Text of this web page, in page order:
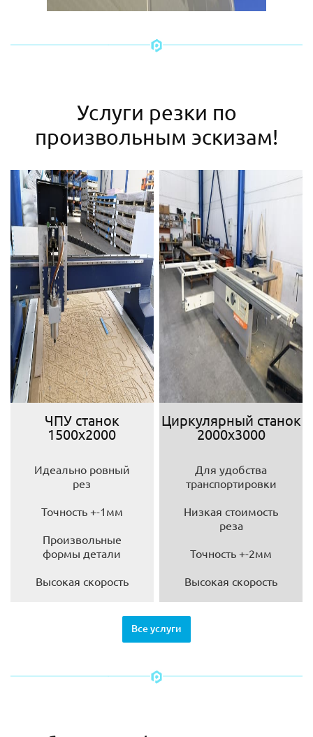
Услуги резки по
произвольным эскизам!
ЧПУ станок
1500х2000
Идеально ровный
рез
Точность +-1мм
Произвольные
формы детали
Высокая скорость
Циркулярный станок
2000х3000
Для удобства
транспортировки
Низкая стоимость
реза
Точность +-2мм
Высокая скорость
Все услуги